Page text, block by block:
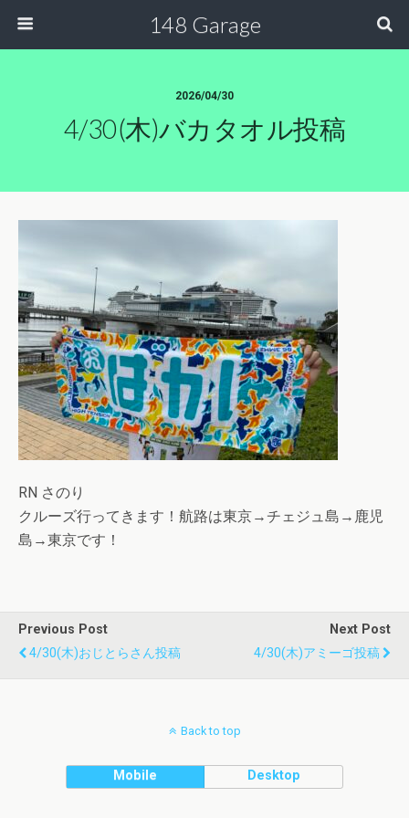
148 Garage
2026/04/30
4/30(木)バカタオル投稿
RN さのり
クルーズ行ってきます！航路は東京→チェジュ島→鹿児
島→東京です！
Previous Post
4/30(木)おじとらさん投稿
Next Post
4/30(木)アミーゴ投稿
Back to top
Mobile Desktop